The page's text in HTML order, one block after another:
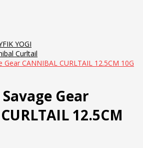
YOGI
Curltail
Gear CANNIBAL CURLTAIL 12.5CM 10G
Gear
12.5CM